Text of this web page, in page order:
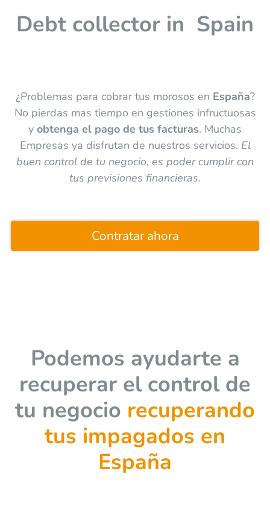
Debt collector in Spain
¿Problemas para cobrar tus morosos en España?
No pierdas mas tiempo en gestiones infructuosas
y obtenga el pago de tus facturas. Muchas
Empresas ya disfrutan de nuestros servicios. El
buen control de tu negocio, es poder cumplir con
tus previsiones financieras.
Contratar ahora
Podemos ayudarte a
recuperar el control de
tu negocio recuperando
tus impagados en
España